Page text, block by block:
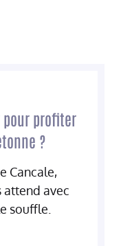
profiter
?
Cancale,
attend avec
souffle.